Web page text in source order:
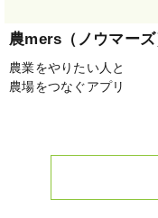
農mers（ノウマーズ
農業をやりたい人と
農場をつなぐアプリ